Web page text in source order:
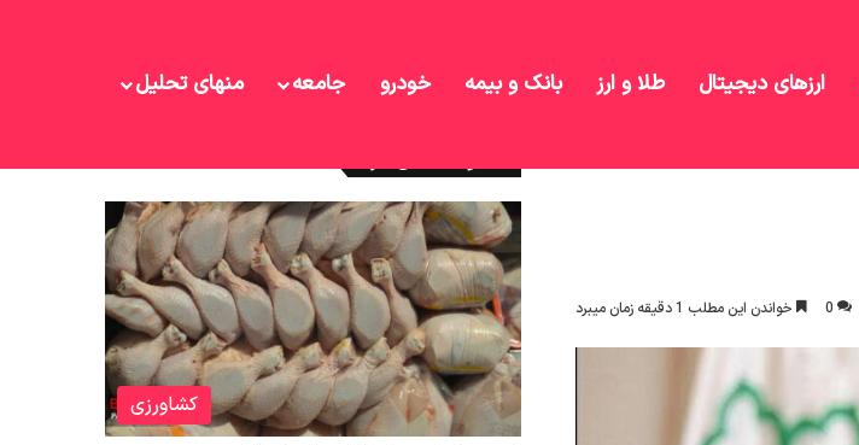
ارزهای دیجیتال طلا و ارز بانک و بیمه خودرو جامعه منهای تحلیل
0 خواندن این مطلب 1 دقیقه زمان میبرد
کشاورزی